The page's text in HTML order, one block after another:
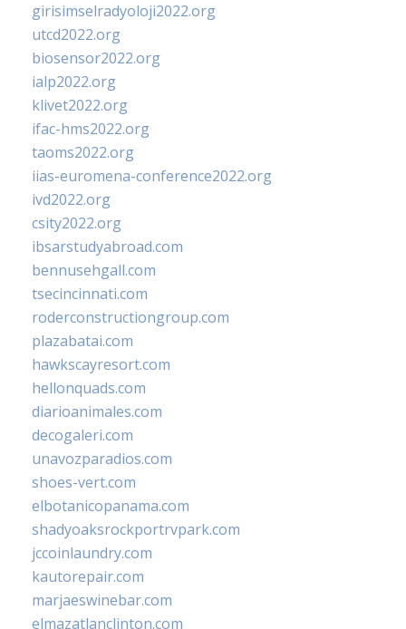
girisimselradyoloji2022.org
utcd2022.org
biosensor2022.org
ialp2022.org
klivet2022.org
ifac-hms2022.org
taoms2022.org
iias-euromena-conference2022.org
ivd2022.org
csity2022.org
ibsarstudyabroad.com
bennusehgall.com
tsecincinnati.com
roderconstructiongroup.com
plazabatai.com
hawkscayresort.com
hellonquads.com
diarioanimales.com
decogaleri.com
unavozparadios.com
shoes-vert.com
elbotanicopanama.com
shadyoaksrockportrvpark.com
jccoinlaundry.com
kautorepair.com
marjaeswinebar.com
elmazatlanclinton.com